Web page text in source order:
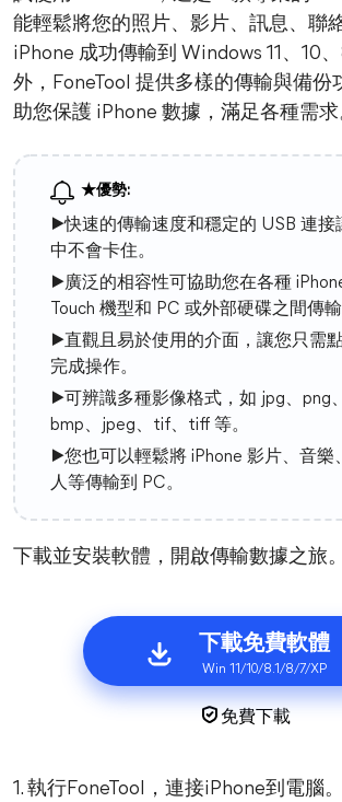
能輕鬆將您的照片、影片、訊息、聯
iPhone 成功傳輸到 Windows 11、10
外，FoneTool 提供多樣的傳輸與備份
助您保護 iPhone 數據，滿足各種需求
★優勢:
▶快速的傳輸速度和穩定的 USB 連接
中不會卡住。
▶廣泛的相容性可協助您在各種
Touch 機型和 PC 或外部硬碟之間傳輸
▶直觀且易於使用的介面，讓您只需
完成操作。
▶可辨識多種影像格式，如 jpg、png
bmp、jpeg、tif、tiff 等。
▶您也可以輕鬆將 iPhone 影片、音樂
人等傳輸到 PC。
下載並安裝軟體，開啟傳輸數據之旅。
下載免費軟體
Win 11/10/8.1/8/7/XP
免費下載
1. 執行FoneTool，連接iPhone到電腦。